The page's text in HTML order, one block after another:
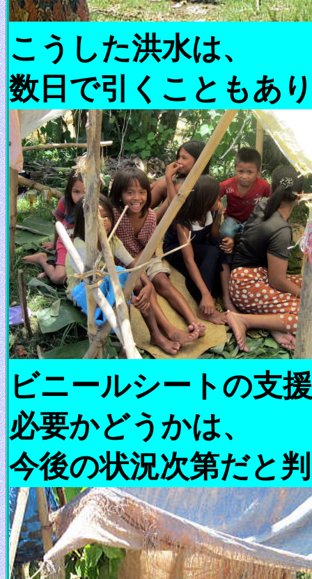
こうした洪水は、
数日で引くこともあ
ビニールシートの支
必要かどうかは、
今後の状況次第だと